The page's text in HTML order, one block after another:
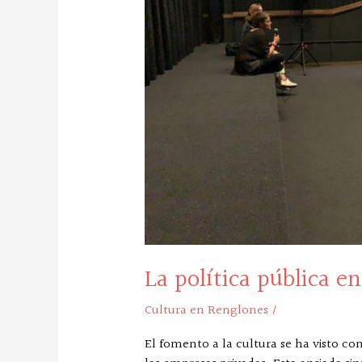
La política pública
Cultura en Renglones /
El fomento a la cultura se ha visto